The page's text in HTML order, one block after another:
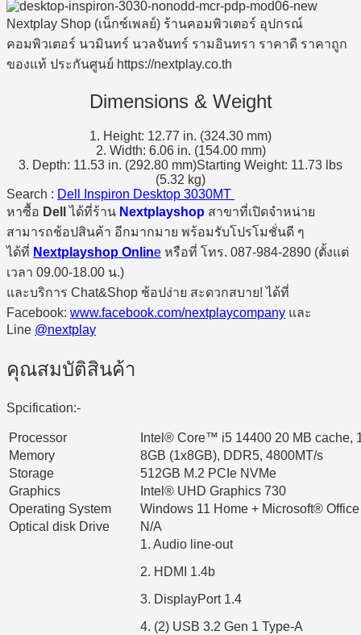
Dimensions & Weight
1. Height: 12.77 in. (324.30 mm)
2. Width: 6.06 in. (154.00 mm)
3. Depth: 11.53 in. (292.80 mm)Starting Weight: 11.73 lbs
(5.32 kg)
Search : Dell Inspiron Desktop 3030MT
หาซื้อ Dell ได้ที่ร้าน Nextplayshop สาขาที่เปิดจำหน่าย
สามารถช้อปสินค้า อีกมากมาย พร้อมรับโปรโมชั่นดี ๆ
ได้ที่ Nextplayshop Online หรือที่ โทร. 087-984-2890 (ตั้งแต่
เวลา 09.00-18.00 น.)
และบริการ Chat&Shop ช้อปง่าย สะดวกสบาย! ได้ที่
Facebook: www.facebook.com/nextplaycompany และ
Line @nextplay
คุณสมบัติสินค้า
Spcification:-
Processor
Intel® Core™ i5 14400 20 MB cache,
Memory
8GB (1x8GB), DDR5, 4800MT/s
Storage
512GB M.2 PCIe NVMe
Graphics
Intel® UHD Graphics 730
Operating System
Windows 11 Home + Microsoft®
Optical disk Drive
N/A
1. Audio line-out
2. HDMI 1.4b
3. DisplayPort 1.4
4. (2) USB 3.2 Gen 1 Type-A